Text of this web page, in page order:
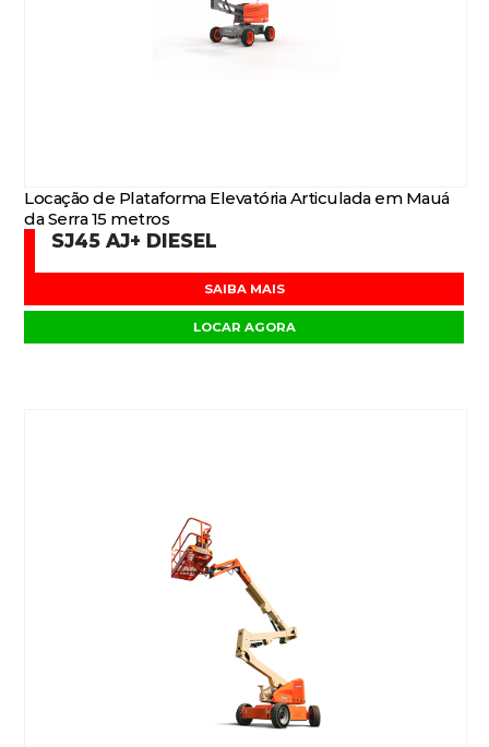
Locação de Plataforma Elevatória Articulada em Mauá
da Serra 15 metros
SJ45 AJ+ DIESEL
SAIBA MAIS
LOCAR AGORA